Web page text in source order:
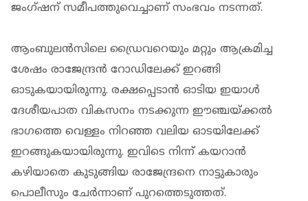
ജംഗ്ഷന് സമീപത്തുവെച്ചാണ് സംഭവം നടന്നത്.
ആംബുലന്‍സിലെ ഡ്രൈവറെയും മറ്റും ആക്രമിച്ച
ശേഷം രാജേന്ദ്രന്‍ റോഡിലേക്ക് ഇറങ്ങി
ഓടുകയായിരുന്നു. രക്ഷപ്പെടാന്‍ ഓടിയ ഇയാള്‍
ദേശീയപാത വികസനം നടക്കുന്ന ഈഞ്ചയ്ക്കല്‍
ഭാഗത്തെ വെള്ളം നിറഞ്ഞ വലിയ ഓടയിലേക്ക്
ഇറങ്ങുകയായിരുന്നു. ഇവിടെ നിന്ന് കയറാന്‍
കഴിയാതെ കുടുങ്ങിയ രാജേന്ദ്രനെ നാട്ടുകാരും
പൊലീസും ചേര്‍ന്നാണ് പുറത്തെടുത്തത്.